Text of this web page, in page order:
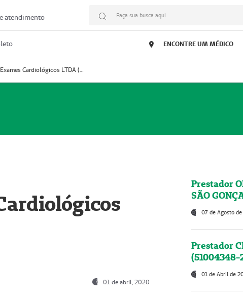
atendimento Faça sua busca aqui
ENCONTRE UM MÉDICO
Prestador Decordis Exames Cardiológicos LTDA (51004347-4)
01 de abril, 2020
Prestador
SÃO
07 de Agosto
Prestador
(51004348-
01 de Abril de